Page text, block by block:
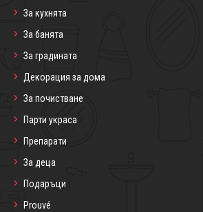
За кухнята
За банята
За градината
Декорация за дома
За почистване
Парти украса
Препарати
За деца
Подаръци
Prouvé